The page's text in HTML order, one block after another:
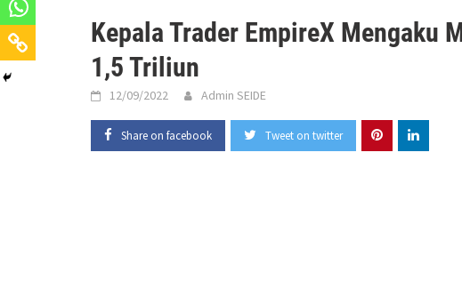
Kepala Trader EmpireX Mengaku
1,5 Triliun
12/09/2022 Admin SEIDE
Share on facebook Tweet on twitter